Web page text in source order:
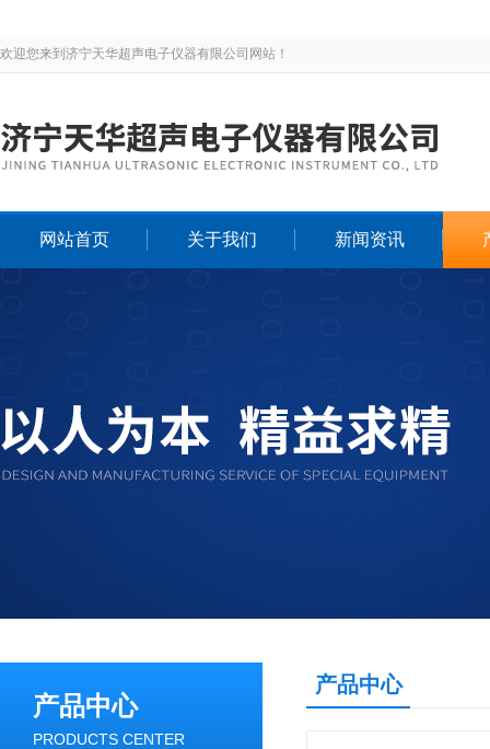
欢迎您来到济宁天华超声电子仪器有限公司网站！
网站首页 关于我们 新闻资讯
产品中心
PRODUCTS CENTER
产品中心